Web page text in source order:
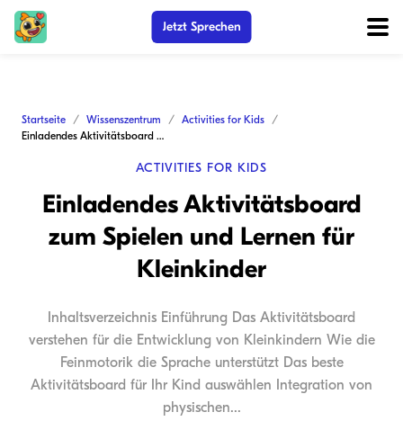
Jetzt Sprechen
Startseite Wissenszentrum
Activities for Kids
Einladendes Aktivitätsboard zum Spielen und Lernen für Kleinkinder
ACTIVITIES FOR KIDS
Einladendes Aktivitätsboard
zum Spielen und Lernen für
Kleinkinder
Inhaltsverzeichnis Einführung Das Aktivitätsboard
verstehen für die Entwicklung von Kleinkindern Wie die
Feinmotorik die Sprache unterstützt Das beste
Aktivitätsboard für Ihr Kind auswählen Integration von
physischen...